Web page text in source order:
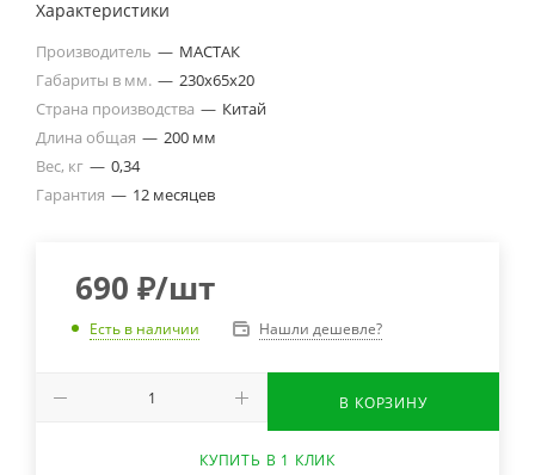
Характеристики
Производитель — МАСТАК
Габариты в мм. — 230х65х20
Страна производства — Китай
Длина общая — 200 мм
Вес, кг — 0,34
Гарантия — 12 месяцев
690 ₽/шт
Есть в наличии Нашли дешевле?
В КОРЗИНУ
КУПИТЬ В 1 КЛИК